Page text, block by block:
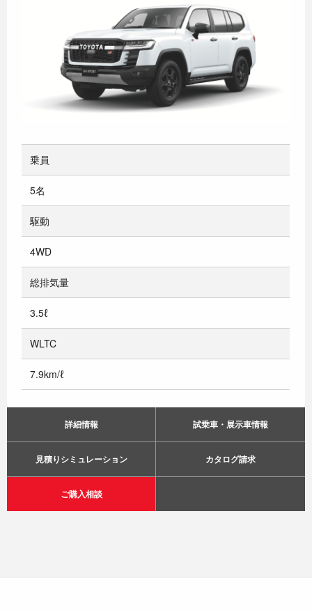
乗員
5名
駆動
4WD
総排気量
3.5ℓ
WLTC
7.9km/ℓ
詳細情報 試乗車・展示車情報
見積りシミュレーション カタログ請求
ご購入相談